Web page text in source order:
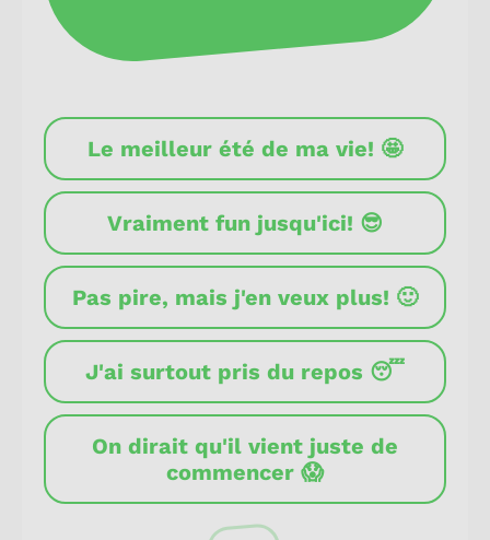
Le meilleur été de ma vie! 🤩
Vraiment fun jusqu'ici! 😎
Pas pire, mais j'en veux plus! 🙂
J'ai surtout pris du repos 😴
On dirait qu'il vient juste de
commencer 😱